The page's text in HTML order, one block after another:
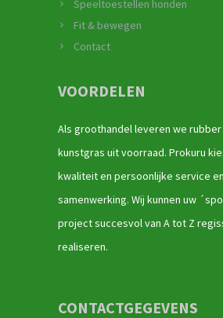
Speeltoestellen honden
Fit & bewegen
Contact
VOORDELEN
Als groothandel leveren we
kunstgras uit voorraad. Prokuru
kwaliteit en persoonlijke service en
samenwerking. Wij kunnen uw
project succesvol van A tot Z
realiseren.
CONTACTGEGEVENS